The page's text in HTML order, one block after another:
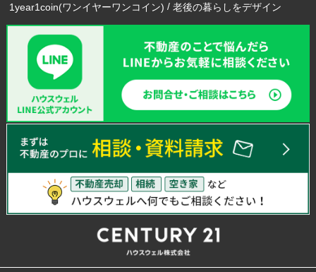
1year1coin(ワンイヤーワンコイン)
老後の暮らしをデザイン